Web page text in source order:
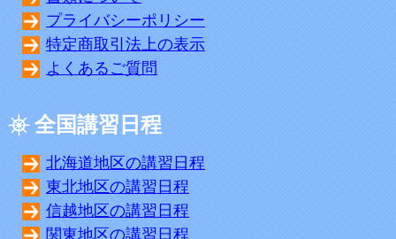
プライバシーポリシー
特定商取引法上の表示
よくあるご質問
全国講習日程
北海道地区の講習日程
東北地区の講習日程
信越地区の講習日程
関東地区の講習日程